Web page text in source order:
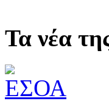
Τα νέα